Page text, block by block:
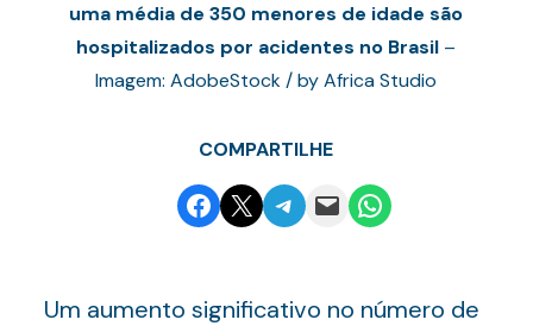
uma média de 350 menores de idade são
hospitalizados por acidentes no Brasil –
Imagem: AdobeStock / by Africa Studio
COMPARTILHE
Share on Facebook
Email this PageShare on Telegram
Email this PageShare on WhatsApp
Um aumento significativo no número de